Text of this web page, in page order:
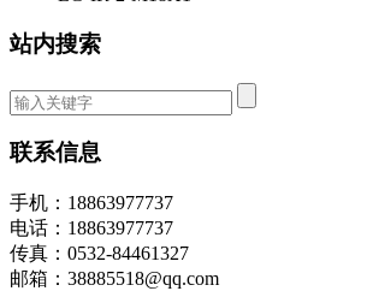
站内搜索
联系信息
手机：18863977737
电话：18863977737
传真：0532-84461327
邮箱：38885518@qq.com